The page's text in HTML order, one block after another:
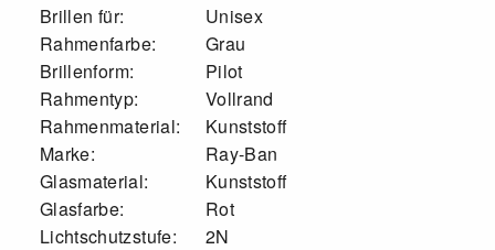
Brillen für:
Unisex
Rahmenfarbe:
Grau
Brillenform:
Pilot
Rahmentyp:
Vollrand
Rahmenmaterial:
Kunststoff
Marke:
Ray-Ban
Glasmaterial:
Kunststoff
Glasfarbe:
Rot
Lichtschutzstufe:
2N